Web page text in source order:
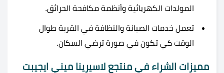
المولدات الكهربائية وأنظمة مكافحة الحرائق.
تعمل خدمات الصيانة والنظافة في القرية طوال
الوقت كي تكون في صورة ترضي السكان.
مميزات الشراء في منتجع لاسيرينا ميني ايجيبت